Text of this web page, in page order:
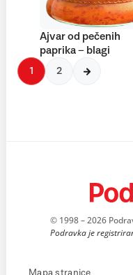
Ajvar od pečenih
paprika – blagi
1 2
© 1998 – 2026
Podravka je
Mapa stranice